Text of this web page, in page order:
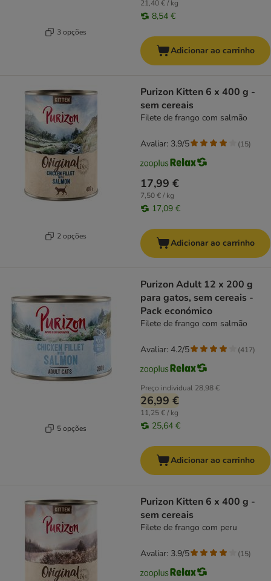
3 opções
21,40 € / kg
8,54 €
Adicionar ao carrinho
2 opções
Purizon Kitten 6 x 400 g -
sem cereais
Filete de frango com salmão
17,99 €
7,50 € / kg
17,09 €
Avaliar: 3.9/5 (15)
Adicionar ao carrinho
5 opções
Purizon Adult 12 x 200 g
para gatos, sem cereais -
Pack económico
Filete de frango com salmão
Preço individual 28,98 €
26,99 €
11,25 € / kg
25,64 €
Avaliar: 4.2/5 (417)
Adicionar ao carrinho
Purizon Kitten 6 x 400 g -
sem cereais
Filete de frango com peru
Avaliar: 3.9/5 (15)